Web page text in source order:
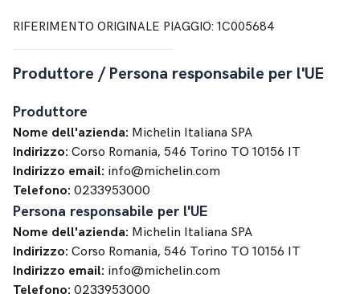
RIFERIMENTO ORIGINALE PIAGGIO: 1C005684
Produttore / Persona responsabile per l'UE
Produttore
Nome dell'azienda: Michelin Italiana SPA
Indirizzo: Corso Romania, 546 Torino TO 10156 IT
Indirizzo email: info@michelin.com
Telefono: 0233953000
Persona responsabile per l'UE
Nome dell'azienda: Michelin Italiana SPA
Indirizzo: Corso Romania, 546 Torino TO 10156 IT
Indirizzo email: info@michelin.com
Telefono: 0233953000